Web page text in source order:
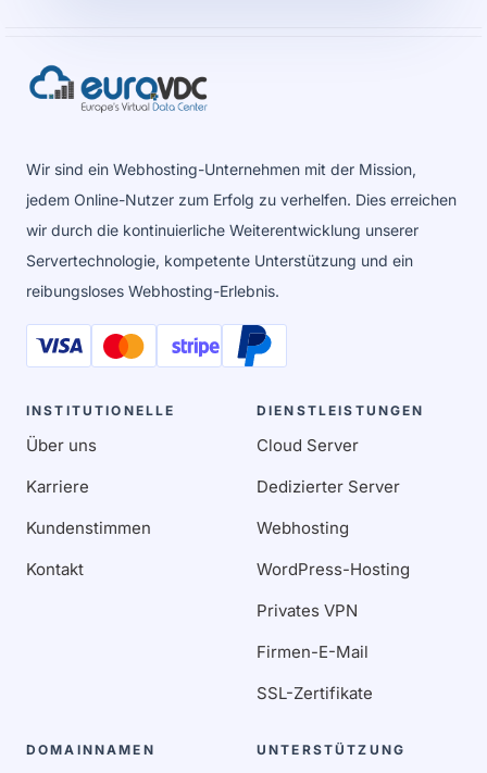
Wir sind ein Webhosting-Unternehmen mit der Mission,
jedem Online-Nutzer zum Erfolg zu verhelfen. Dies erreichen
wir durch die kontinuierliche Weiterentwicklung unserer
Servertechnologie, kompetente Unterstützung und ein
reibungsloses Webhosting-Erlebnis.
INSTITUTIONELLE
Über uns
Karriere
Kundenstimmen
Kontakt
DIENSTLEISTUNGEN
Cloud Server
Dedizierter Server
Webhosting
WordPress-Hosting
Privates VPN
Firmen-E-Mail
SSL-Zertifikate
DOMAINNAMEN UNTERSTÜTZUNG